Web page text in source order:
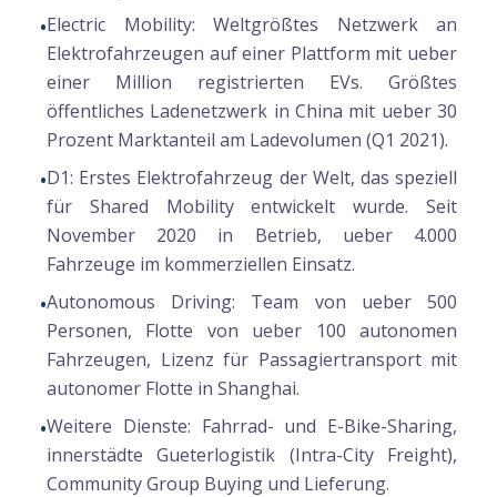
•Electric Mobility: Weltgrößtes Netzwerk an
Elektrofahrzeugen auf einer Plattform mit ueber
einer Million registrierten EVs. Größtes
öffentliches Ladenetzwerk in China mit ueber 30
Prozent Marktanteil am Ladevolumen (Q1 2021).
•D1: Erstes Elektrofahrzeug der Welt, das speziell
für Shared Mobility entwickelt wurde. Seit
November 2020 in Betrieb, ueber 4.000
Fahrzeuge im kommerziellen Einsatz.
•Autonomous Driving: Team von ueber 500
Personen, Flotte von ueber 100 autonomen
Fahrzeugen, Lizenz für Passagiertransport mit
autonomer Flotte in Shanghai.
•Weitere Dienste: Fahrrad- und E-Bike-Sharing,
innerstädte Gueterlogistik (Intra-City Freight),
Community Group Buying und Lieferung.